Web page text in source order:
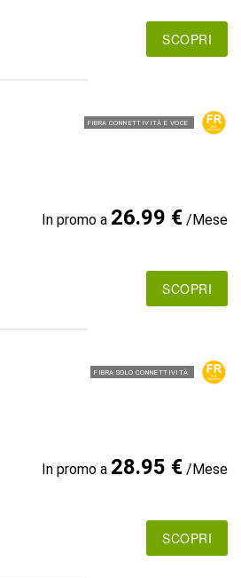
SCOPRI
FIBRA CONNETTIVITÀ E VOCE
In promo a 26.99 €/Mese
SCOPRI
FIBRA SOLO CONNETTIVITÀ
In promo a 28.95 €/Mese
SCOPRI